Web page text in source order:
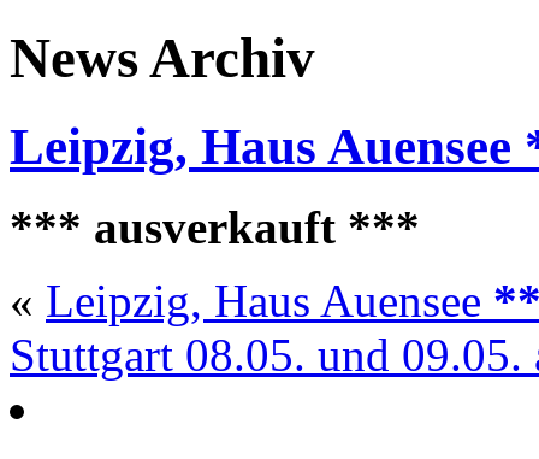
News Archiv
Leipzig, Haus Auensee
*** ausverkauft ***
« Leipzig, Haus Auensee
Stuttgart 08.05. und 09.05.